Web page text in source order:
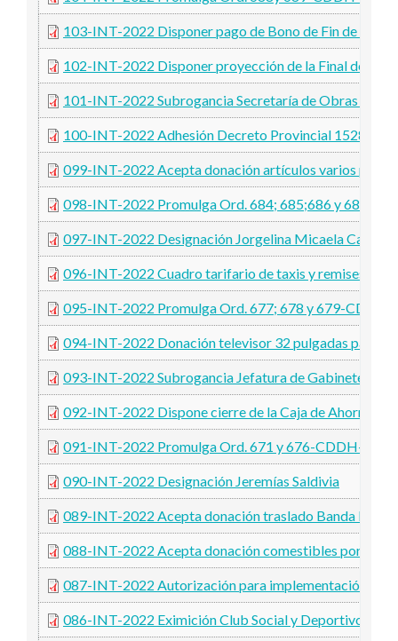
103-INT-2022 Disponer pago de Bono de Fin de Año
102-INT-2022 Disponer proyección de la Final de la
101-INT-2022 Subrogancia Secretaría de Obras y
100-INT-2022 Adhesión Decreto Provincial 1528-
099-INT-2022 Acepta donación artículos varios
098-INT-2022 Promulga Ord. 684; 685;686 y 687-
097-INT-2022 Designación Jorgelina Micaela
096-INT-2022 Cuadro tarifario de taxis y remises
095-INT-2022 Promulga Ord. 677; 678 y 679-CDDH-
094-INT-2022 Donación televisor 32 pulgadas para
093-INT-2022 Subrogancia Jefatura de Gabinete y
092-INT-2022 Dispone cierre de la Caja de Ahorros
091-INT-2022 Promulga Ord. 671 y 676-CDDH-2022
090-INT-2022 Designación Jeremías Saldivia
089-INT-2022 Acepta donación traslado Banda
088-INT-2022 Acepta donación comestibles por
087-INT-2022 Autorización para implementación de
086-INT-2022 Eximición Club Social y Deportivo